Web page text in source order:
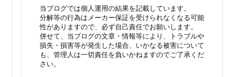
当ブログでは個人運用の結果を記載しています。
分解等の行為はメーカー保証を受けられなくなる可能
性がありますので、必ず自己責任でお願いします。
併せて、当ブログの文章・情報等により、トラブルや
損失・損害等が発生した場合、いかなる被害について
も、管理人は一切責任を負いかねますのでご了承くだ
さい。